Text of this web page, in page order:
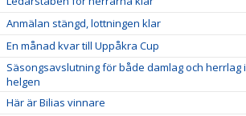
Anmälan stängd, lottningen klar
En månad kvar till Uppåkra Cup
Säsongsavslutning för både damlag och herrlag i
helgen
Här är Bilias vinnare